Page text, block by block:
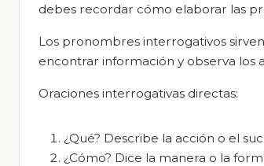
debes recordar cómo elaborar las
Los pronombres interrogativos
encontrar información y observa los
Oraciones interrogativas directas:
¿Qué? Describe la acción o el
¿Cómo? Dice la manera o la